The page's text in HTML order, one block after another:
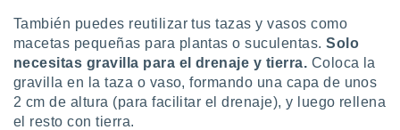
datos
perfiles
utilizar
También puedes reutilizar tus tazas y vasos como
macetas pequeñas para plantas o suculentas.Solo
necesitas gravilla para el drenaje y tierra. Coloca la
gravilla en la taza o vaso, formando una capa de unos
2 cm de altura (para facilitar el drenaje), y luego rellena
el resto con tierra.